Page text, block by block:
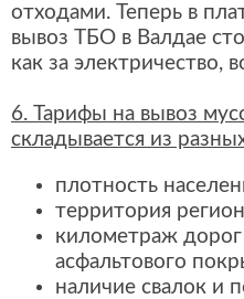
отходами. Теперь в
вывоз ТБО в Валдае
как за электричество,
6. Тарифы на вывоз
складывается из
плотность
территория
километраж дорог
асфальтового
наличие свалок и